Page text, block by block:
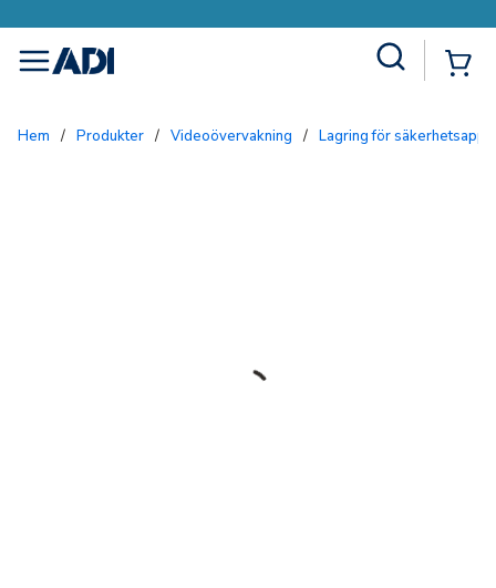
menu
Hem / Produkter / Videoövervakning / Lagring för